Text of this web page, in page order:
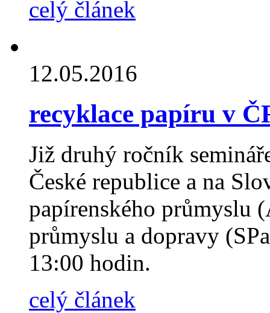
celý článek
12.05.2016
recyklace papíru v
Již druhý ročník
České republice a na
papírenského průmyslu
průmyslu a dopravy
13:00 hodin.
celý článek